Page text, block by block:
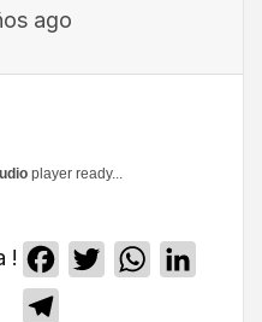
ago
player ready...
! Facebook
TwitterWhatsApp